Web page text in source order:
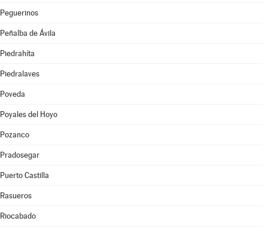
Peguerinos
Peñalba de Ávila
Piedrahíta
Piedralaves
Poveda
Poyales del Hoyo
Pozanco
Pradosegar
Puerto Castilla
Rasueros
Riocabado